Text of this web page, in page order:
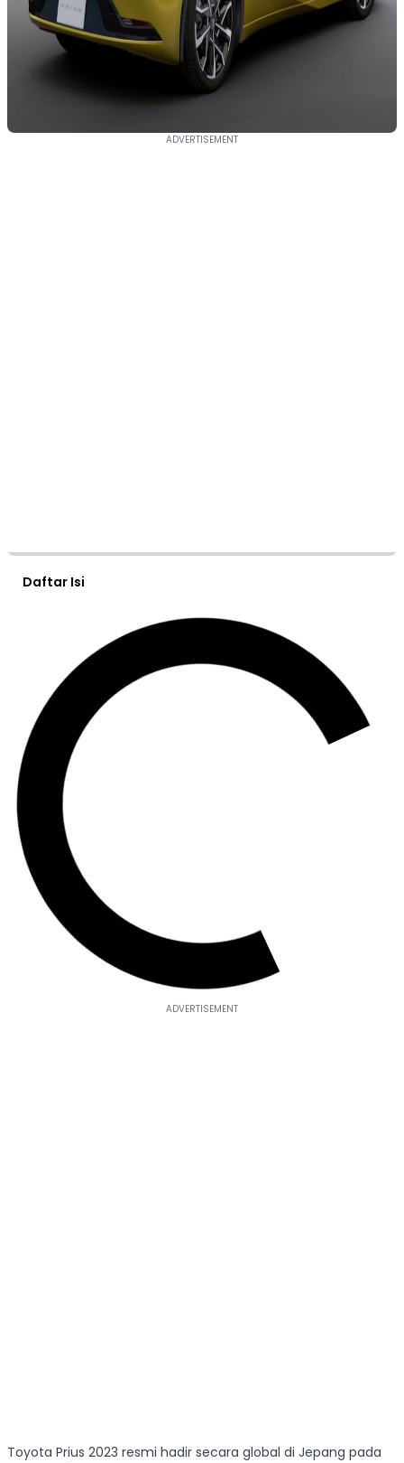
Daftar Isi
Toyota Prius 2023 resmi hadir secara global di Jepang pada